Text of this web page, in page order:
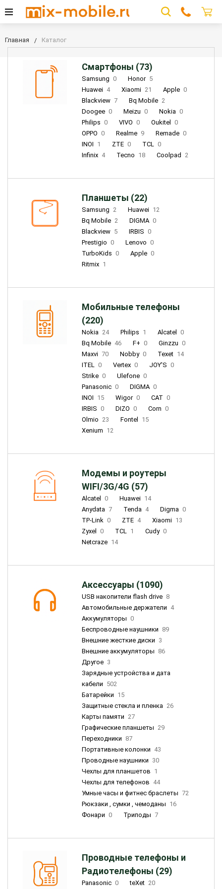
Главная Каталог
Смартфоны (73)
Samsung 0 Honor 5
Huawei 4 Xiaomi 21 Apple 0
Blackview 7 Bq Mobile 2
Doogee 0 Meizu 0 Nokia 0
Philips 0 VIVO 0 Oukitel
0
OPPO 0 Realme 9 Remade 0
INOI 1 ZTE 0 TCL 0
Infinix 4 Tecno 18 Coolpad 2
Планшеты (22)
Samsung 2 Huawei 12
Bq Mobile 2 DIGMA 0
Blackview 5 IRBIS 0
Prestigio 0 Lenovo 0
TurboKids 0 Apple 0
Ritmix 1
Мобильные телефоны
(220)
Nokia 24 Philips 1 Alcatel
0
Bq Mobile 46 F+ 0 Ginzzu 0
Maxvi 70 Nobby 0 Texet 14
ITEL 0 Vertex 0 JOY'S 0
Strike 0 Ulefone 0
Panasonic 0 DIGMA 0
INOI 15 Wigor 0 CAT 0
IRBIS 0 DIZO 0 Corn 0
Olmio 23 Fontel
15
Xenium 12
Модемы и роутеры
WIFI/3G/4G (57)
Alcatel 0 Huawei 14
Anydata 7 Tenda 4 Digma 0
TP-Link 0 ZTE 4 Xiaomi 13
Zyxel
0 TCL 1 Cudy 0
Netcraze 14
Аксессуары (1090)
USB накопители flash drive 8
Автомобильные держатели 4
Аккумуляторы 0
Беспроводные наушники 89
Внешние жесткие диски 3
Внешние аккумуляторы 86
Другое 3
Зарядные устройства и дата
кабели 502
Батарейки 15
Защитные стекла и пленка 26
Карты памяти 27
Графические планшеты 29
Переходники 87
Портативные колонки 43
Проводные наушники 30
Чехлы для планшетов 1
Чехлы для телефонов 44
Умные часы и фитнес браслеты 72
Рюкзаки , сумки , чемоданы 16
Фонари 0 Триподы 7
Проводные телефоны и
Радиотелефоны (29)
Panasonic 0 teXet 20